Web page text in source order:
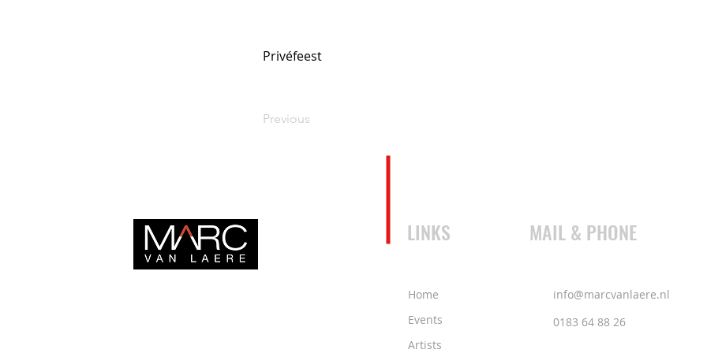
Privéfeest
Previous
LINKS MAIL & PHONE
Home
Events
info@marcvanlaere.nl
0183 64 88 26
Artists